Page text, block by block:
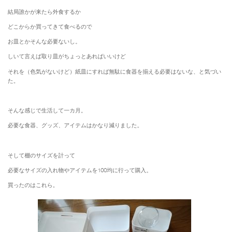
結局誰かが来たら外食するか
どこからか買ってきて食べるので
お皿とかそんな必要ないし。
しいて言えば取り皿がちょっとあればいいけど
それを（色気がないけど）紙皿にすれば無駄に食器を揃える必要はないな、と気づい
た。
そんな感じで生活して一カ月。
必要な食器、グッズ、アイテムはかなり減りました。
そして棚のサイズを計って
必要なサイズの入れ物やアイテムを100均に行って購入。
買ったのはこれら。